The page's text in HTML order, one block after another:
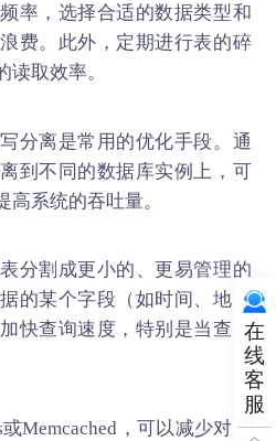
率，选择合适的数据类型和
费。此外，定期进行表的碎
读取效率。
分离是常用的优化手段。通
到不同的数据库实例上，可
高系统的吞吐量。
分割成更小的、更易管理的
的某个字段（如时间、地区
快查询速度，特别是当查询
Memcached，可以减少对数
在
线
客
服